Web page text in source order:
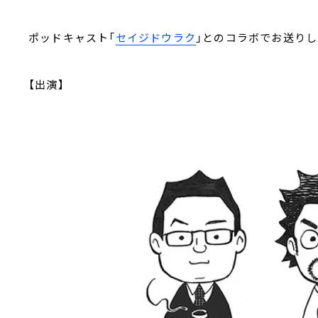
ポッドキャスト「セイジドウラク 」とのコラボでお送り
【出演】